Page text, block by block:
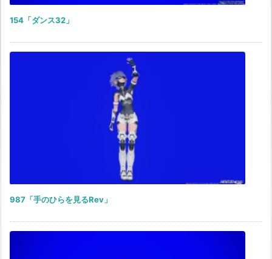
154「ダンス32」
987「手のひらを見るRev」